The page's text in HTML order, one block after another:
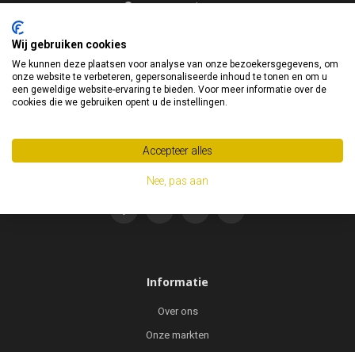
Jacques Brelweg 35
06 281 953 94
info@vaneckbeenmode.nl
Informatie
Over ons
Onze markten
Wij gebruiken cookies
We kunnen deze plaatsen voor analyse van onze bezoekersgegevens, om
onze website te verbeteren, gepersonaliseerde inhoud te tonen en om u
een geweldige website-ervaring te bieden. Voor meer informatie over de
cookies die we gebruiken opent u de instellingen.
Accepteer alles
Nee, pas aan